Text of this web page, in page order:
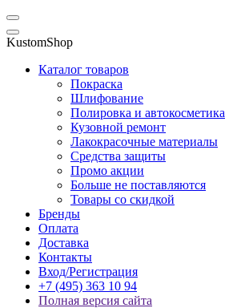
KustomShop
Каталог товаров
Покраска
Шлифование
Полировка и автокосметика
Кузовной ремонт
Лакокрасочные материалы
Средства защиты
Промо акции
Больше не поставляются
Товары со скидкой
Бренды
Оплата
Доставка
Контакты
Вход/Регистрация
+7 (495) 363 10 94
Полная версия сайта